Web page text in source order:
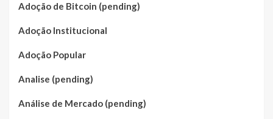
Adoção de Bitcoin (pending)
Adoção Institucional
Adoção Popular
Analise (pending)
Análise de Mercado (pending)